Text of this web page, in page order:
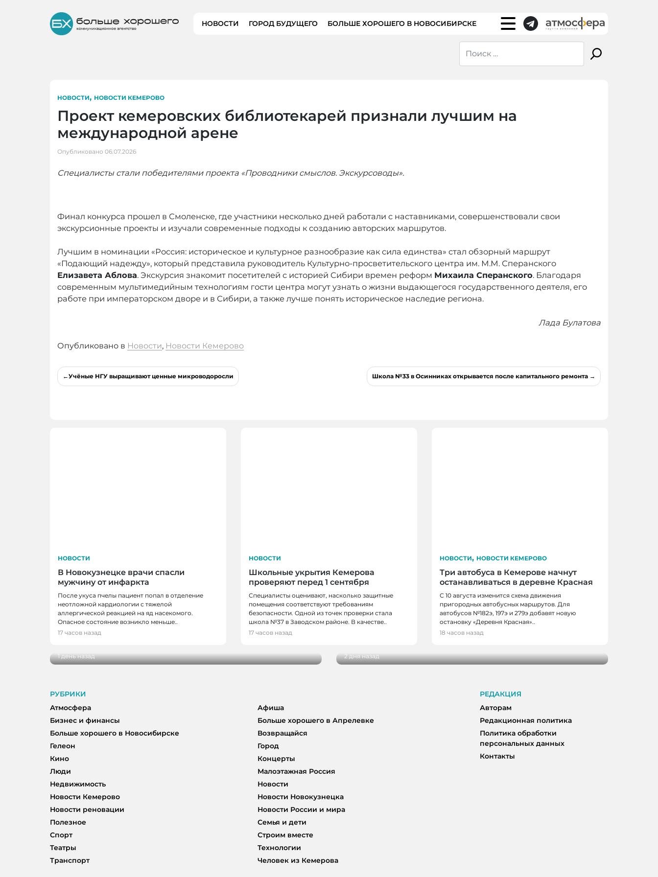
НОВОСТИ ГОРОД БУДУЩЕГО БОЛЬШЕ ХОРОШЕГО В НОВОСИБИРСКЕ
НОВОСТИ, НОВОСТИ КЕМЕРОВО
Проект кемеровских библиотекарей признали лучшим на
международной арене
Опубликовано 06.07.2026
Специалисты стали победителями проекта «Проводники смыслов. Экскурсоводы».
Финал конкурса прошел в Смоленске, где участники несколько дней работали с наставниками, совершенствовали свои
экскурсионные проекты и изучали современные подходы к созданию авторских маршрутов.
Лучшим в номинации «Россия: историческое и культурное разнообразие как сила единства» стал обзорный маршрут
«Подающий надежду», который представила руководитель Культурно-просветительского центра им. М.М. Сперанского
Елизавета Аблова. Экскурсия знакомит посетителей с историей Сибири времен реформ Михаила Сперанского. Благодаря
современным мультимедийным технологиям гости центра могут узнать о жизни выдающегося государственного деятеля, его
работе при императорском дворе и в Сибири, а также лучше понять историческое наследие региона.
Лада Булатова
Опубликовано в Новости, Новости Кемерово
Навигация
по
Учёные НГУ выращивают ценные микроводоросли Школа №33 в Осинниках открывается после капитального ремонта
НОВОСТИ
В Новокузнецке врачи спасли
мужчину от инфаркта
После укуса пчелы пациент попал в отделение
неотложной кардиологии с тяжелой
аллергической реакцией на яд насекомого.
Опасное состояние возникло меньше..
17 часов назад
НОВОСТИ
Школьные укрытия Кемерова
проверяют перед 1 сентября
Специалисты оценивают, насколько защитные
помещения соответствуют требованиям
безопасности. Одной из точек проверки стала
школа №37 в Заводском районе. В качестве..
17 часов назад
НОВОСТИ, НОВОСТИ КЕМЕРОВО
Три автобуса в Кемерове начнут
останавливаться в деревне Красная
С 10 августа изменится схема движения
пригородных автобусных маршрутов. Для
автобусов №182э, 197э и 279э добавят новую
остановку «Деревня Красная»..
18 часов назад
НОВОСТИ
В Кузбассе наградили лучших тренеров, спортсменов и
1 день назад
НОВОСТИ, НОВОСТИ КЕМЕРОВО
В Кемерове более 280 школьников получили помощь перед
2 дня назад
РУБРИКИ
Атмосфера
Афиша
Бизнес и финансы
Больше хорошего в Апрелевке
Больше хорошего в Новосибирске
Возвращайся
Гелеон
Город
Кино
Концерты
Люди
Малоэтажная Россия
Недвижимость
Новости
Новости Кемерово
Новости Новокузнецка
Новости реновации
Новости России и мира
Полезное
Семья и дети
Спорт
Строим вместе
Театры
Технологии
Транспорт
Человек из Кемерова
РЕДАКЦИЯ
Авторам
Редакционная политика
Политика обработки
персональных данных
Контакты